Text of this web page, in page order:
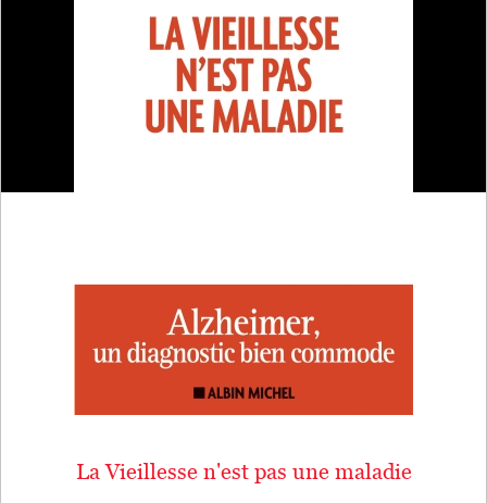
La Vieillesse n'est pas une maladie